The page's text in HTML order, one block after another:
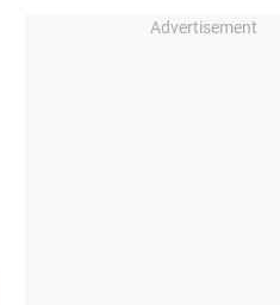
Advertisement